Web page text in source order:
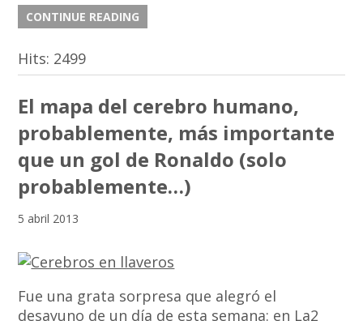
CONTINUE READING
Hits: 2499
El mapa del cerebro humano,
probablemente, más importante
que un gol de Ronaldo (solo
probablemente…)
5 abril 2013
Fue una grata sorpresa que alegró el
desayuno de un día de esta semana: en La2